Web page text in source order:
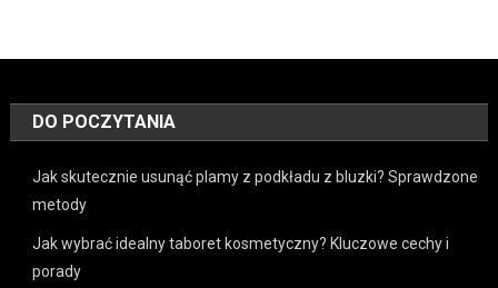
DO POCZYTANIA
Jak skutecznie usunąć plamy z podkładu z bluzki? Sprawdzone
metody
Jak wybrać idealny taboret kosmetyczny? Kluczowe cechy i
porady